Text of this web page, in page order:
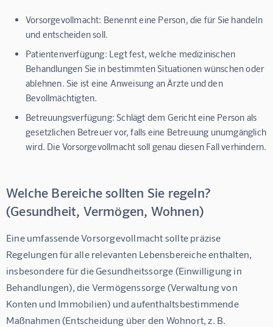
Vorsorgevollmacht: Benennt eine Person, die für Sie handeln
und entscheiden soll.
Patientenverfügung: Legt fest, welche medizinischen
Behandlungen Sie in bestimmten Situationen wünschen oder
ablehnen. Sie ist eine Anweisung an Ärzte und den
Bevollmächtigten.
Betreuungsverfügung: Schlägt dem Gericht eine Person als
gesetzlichen Betreuer vor, falls eine Betreuung unumgänglich
wird. Die Vorsorgevollmacht soll genau diesen Fall verhindern.
Welche Bereiche sollten Sie regeln?
(Gesundheit, Vermögen, Wohnen)
Eine umfassende Vorsorgevollmacht sollte präzise
Regelungen für alle relevanten Lebensbereiche enthalten,
insbesondere für die Gesundheitssorge (Einwilligung in
Behandlungen), die Vermögenssorge (Verwaltung von
Konten und Immobilien) und aufenthaltsbestimmende
Maßnahmen (Entscheidung über den Wohnort, z. B.